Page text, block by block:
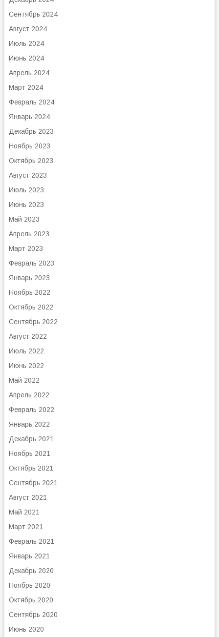
Сентябрь 2024
Август 2024
Июль 2024
Июнь 2024
Апрель 2024
Март 2024
Февраль 2024
Январь 2024
Декабрь 2023
Ноябрь 2023
Октябрь 2023
Август 2023
Июль 2023
Июнь 2023
Май 2023
Апрель 2023
Март 2023
Февраль 2023
Январь 2023
Ноябрь 2022
Октябрь 2022
Сентябрь 2022
Август 2022
Июль 2022
Июнь 2022
Май 2022
Апрель 2022
Февраль 2022
Январь 2022
Декабрь 2021
Ноябрь 2021
Октябрь 2021
Сентябрь 2021
Август 2021
Май 2021
Март 2021
Февраль 2021
Январь 2021
Декабрь 2020
Ноябрь 2020
Октябрь 2020
Сентябрь 2020
Июнь 2020